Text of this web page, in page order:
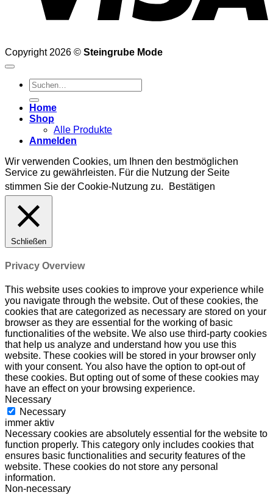
Copyright 2026 © Steingrube Mode
Suchen
nach:
Home
Shop
Alle Produkte
Anmelden
Wir verwenden Cookies, um Ihnen den bestmöglichen
Service zu gewährleisten. Für die Nutzung der Seite
stimmen Sie der Cookie-Nutzung zu.
Bestätigen
Schließen
Privacy Overview
This website uses cookies to improve your experience while
you navigate through the website. Out of these cookies, the
cookies that are categorized as necessary are stored on your
browser as they are essential for the working of basic
functionalities of the website. We also use third-party cookies
that help us analyze and understand how you use this
website. These cookies will be stored in your browser only
with your consent. You also have the option to opt-out of
these cookies. But opting out of some of these cookies may
have an effect on your browsing experience.
Necessary
Necessary
immer aktiv
Necessary cookies are absolutely essential for the website to
function properly. This category only includes cookies that
ensures basic functionalities and security features of the
website. These cookies do not store any personal
information.
Non-necessary